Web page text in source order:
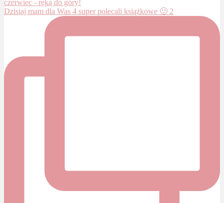
Dzisiaj mam dla Was 4 super polecali książkowe 🙂 2